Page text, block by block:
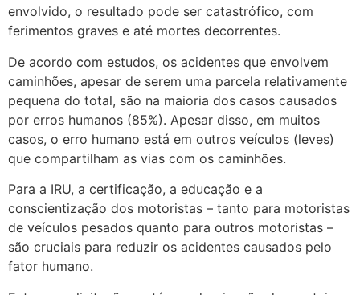
envolvido, o resultado pode ser catastrófico, com
ferimentos graves e até mortes decorrentes.
De acordo com estudos, os acidentes que envolvem
caminhões, apesar de serem uma parcela relativamente
pequena do total, são na maioria dos casos causados
por erros humanos (85%). Apesar disso, em muitos
casos, o erro humano está em outros veículos (leves)
que compartilham as vias com os caminhões.
Para a IRU, a certificação, a educação e a
conscientização dos motoristas – tanto para motoristas
de veículos pesados ​​quanto para outros motoristas –
são cruciais para reduzir os acidentes causados pelo
fator humano.